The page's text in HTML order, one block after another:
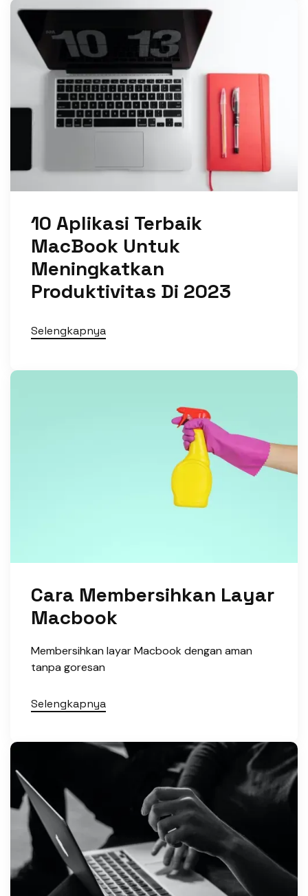
10 Aplikasi Terbaik
MacBook Untuk
Meningkatkan
Produktivitas Di 2023
Selengkapnya
Cara Membersihkan Layar
Macbook
Membersihkan layar Macbook dengan aman
tanpa goresan
Selengkapnya